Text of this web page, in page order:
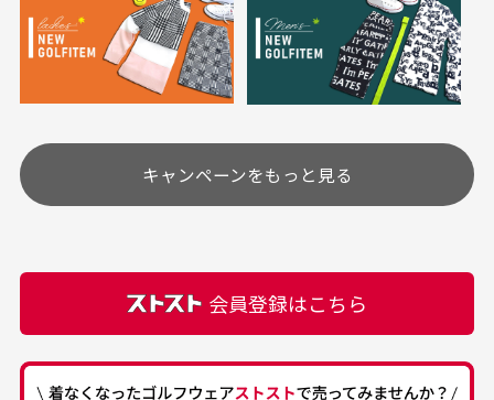
30代女性
高価なブルゾンがお
購入できました。状態も
最高でした。
30代女性
いつも素敵な商品を
す
商品をありがとうござい
ます。
定休日はありますか？
土.日.祝日は定休日となっております。
その他の休日につきましてはサイト上にて告知させて
頂きます。
カートの有効時間はありますか？
は自動的にカート内の商品が削除されますのでご注意
すが、におい（煙草、香水、お香、古着特有の香
り、柔軟剤等)が付着している場合がございます。
付属品について
付属品の記載につきましては、弊社に入荷した時点
ある場合もございます。
キャンペーンをもっと見る
会員登録はこちら